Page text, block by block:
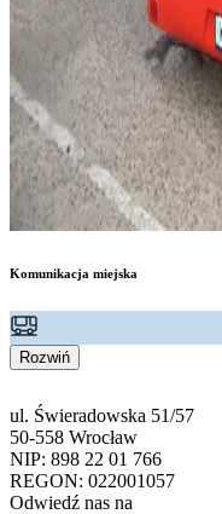
Komunikacja miejska
Rozwiń
ul. Świeradowska 51/57
50-558 Wrocław
NIP: 898 22 01 766
REGON: 022001057
Odwiedź nas na